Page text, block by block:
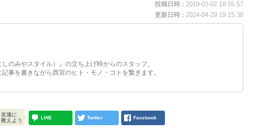
投稿日時 : 2019-03-02 18:55:57
更新日時 : 2024-04-29 19:15:38
しのみやスタイル）』の立ち上げ時からのスタッフ。
記事を書きながら西宮のヒト・モノ・コトを繋ぎます。
友達に
教えよう
LINE Twitter Facebook